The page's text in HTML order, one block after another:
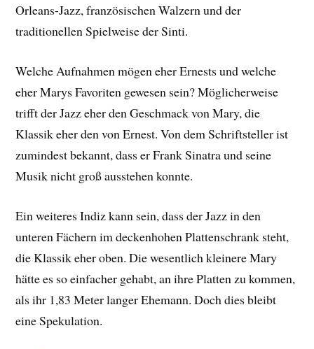
Orleans-Jazz, französischen Walzern und der
traditionellen Spielweise der Sinti.
Welche Aufnahmen mögen eher Ernests und welche
eher Marys Favoriten gewesen sein? Möglicherweise
trifft der Jazz eher den Geschmack von Mary, die
Klassik eher den von Ernest. Von dem Schriftsteller ist
zumindest bekannt, dass er Frank Sinatra und seine
Musik nicht groß ausstehen konnte.
Ein weiteres Indiz kann sein, dass der Jazz in den
unteren Fächern im deckenhohen Plattenschrank steht,
die Klassik eher oben. Die wesentlich kleinere Mary
hätte es so einfacher gehabt, an ihre Platten zu kommen,
als ihr 1,83 Meter langer Ehemann. Doch dies bleibt
eine Spekulation.